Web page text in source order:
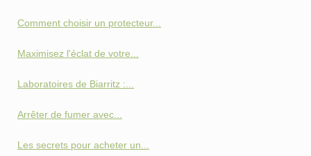
Comment choisir un protecteur...
Maximisez l'éclat de votre...
Laboratoires de Biarritz :...
Arrêter de fumer avec...
Les secrets pour acheter un...